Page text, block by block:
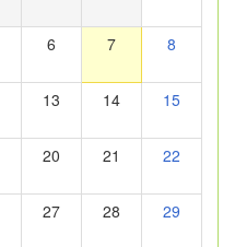
6 7 8
13 14 15
20 21 22
27 28 29